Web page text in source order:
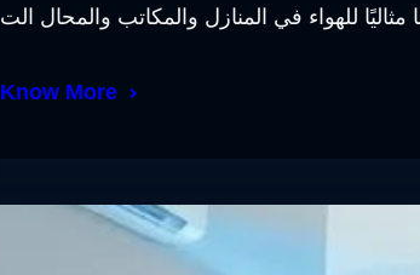
Know More